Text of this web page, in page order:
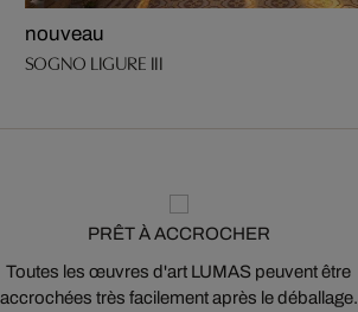
nouveau
SOGNO LIGURE III
PRÊT À ACCROCHER
Toutes les œuvres d'art LUMAS peuvent être
accrochées très facilement après le déballage.